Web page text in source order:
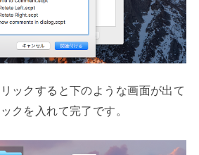
ックすると下のような画面が出て
クを入れて完了です。